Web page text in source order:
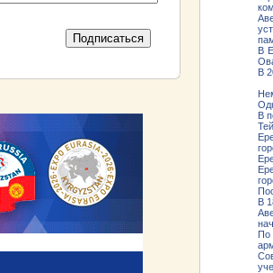
В
В
В
В
По